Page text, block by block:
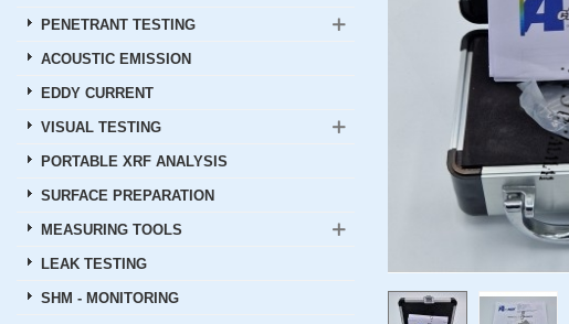
PENETRANT TESTING
ACOUSTIC EMISSION
EDDY CURRENT
VISUAL TESTING
PORTABLE XRF ANALYSIS
SURFACE PREPARATION
MEASURING TOOLS
LEAK TESTING
SHM - MONITORING